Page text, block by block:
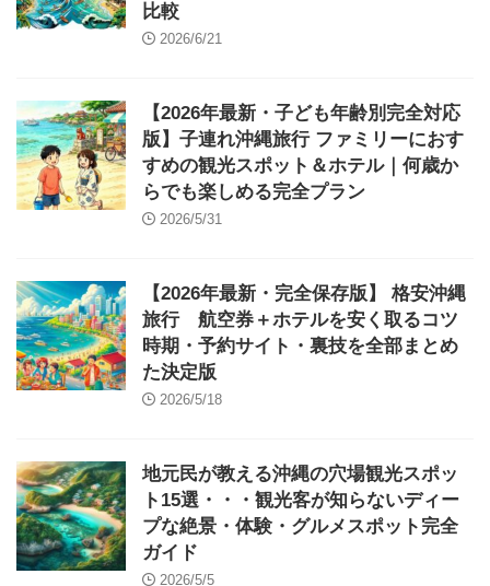
比較
2026/6/21
【2026年最新・子ども年齢別完全対応
版】子連れ沖縄旅行 ファミリーにおす
すめの観光スポット＆ホテル｜何歳か
らでも楽しめる完全プラン
2026/5/31
【2026年最新・完全保存版】 格安沖縄
旅行 航空券＋ホテルを安く取るコツ
時期・予約サイト・裏技を全部まとめ
た決定版
2026/5/18
地元民が教える沖縄の穴場観光スポッ
ト15選・・・観光客が知らないディー
プな絶景・体験・グルメスポット完全
ガイド
2026/5/5